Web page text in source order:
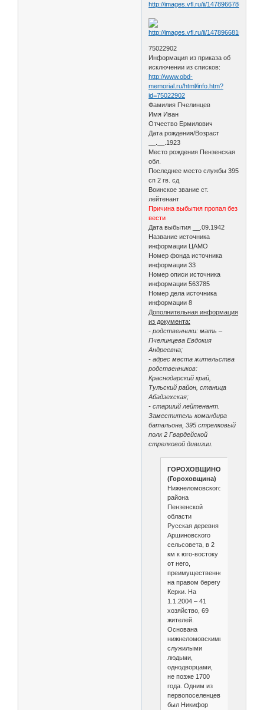
75022902
Информация из приказа об
исключении из списков:
http://www.obd-
memorial.ru/html/info.htm?
id=75022902
Фамилия Пчелинцев
Имя Иван
Отчество Ермилович
Дата рождения/Возраст
__.__.1923
Место рождения Пензенская
обл.
Последнее место службы 395
сп 2 гв. сд
Воинское звание ст.
лейтенант
Причина выбытия пропал без
вести
Дата выбытия __.09.1942
Название источника
информации ЦАМО
Номер фонда источника
информации 33
Номер описи источника
информации 563785
Номер дела источника
информации 8
Дополнительная информация
из документа:
- родственники: мать –
Пчелинцева Евдокия
Андреевна;
- адрес места жительства
родственников:
Краснодарский край,
Тульский район, станица
Абадзехская;
- старший лейтенант.
Заместитель командира
батальона, 395 стрелковый
полк 2 Гвардейской
стрелковой дивизии.
ГОРОХОВЩИНО
(Гороховщина)
Нижнеломовского
района
Пензенской
области
Русская деревня
Аршиновского
сельсовета, в 2
км к юго-востоку
от него,
преимущественно
на правом берегу
Керки. На
1.1.2004 – 41
хозяйство, 69
жителей.
Основана
нижнеломовскими
служилыми
людьми,
однодворцами,
не позже 1700
года. Одним из
первопоселенцев
был Никифор